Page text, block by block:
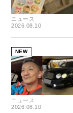
ニュース
2026.08.10
NEW
ニュース
2026.08.10